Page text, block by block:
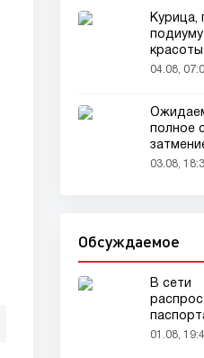
Курица,
подиуму
04.08,
полное
03.08,
Обсуждаемое
В сети
для
01.08,